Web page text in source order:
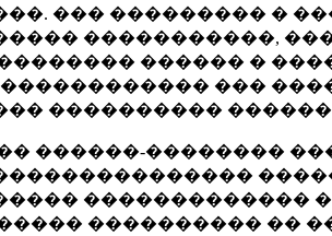
��� ��������� �
�����������,
������ �
���
����������
������-��������
�������������
���������� ��